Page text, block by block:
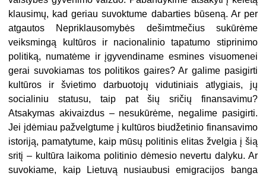
klausimų, kad geriau suvoktume dabarties būseną. Ar per
atgautos Nepriklausomybės dešimtmečius sukūrėme
veiksmingą kultūros ir nacionalinio tapatumo stiprinimo
politiką, numatėme ir įgyvendiname esmines visuomenei
gerai suvokiamas tos politikos gaires? Ar galime pasigirti
kultūros ir švietimo darbuotojų vidutiniais atlygiais, jų
socialiniu statusu, taip pat šių sričių finansavimu?
Atsakymas akivaizdus – nesukūrėme, negalime pasigirti.
Jei įdėmiau pažvelgtume į kultūros biudžetinio finansavimo
istoriją, pamatytume, kaip mūsų politinis elitas žvelgia į šią
sritį – kultūra laikoma politinio dėmesio nevertu dalyku. Ar
suvokiame, kaip Lietuvą nusiaubusi emigracijos banga